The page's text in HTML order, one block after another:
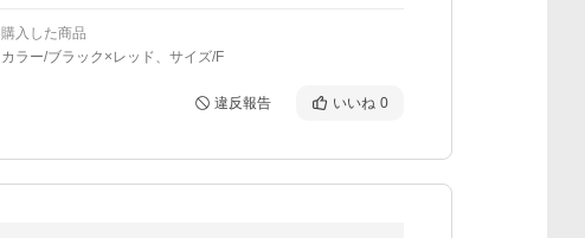
購入した商品
カラー/ブラック×レッド、サイズ/F
違反報告 いいね 0